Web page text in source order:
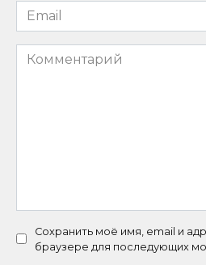
Email
*
Комментарий
Сохранить моё имя, email и
браузере для последующих